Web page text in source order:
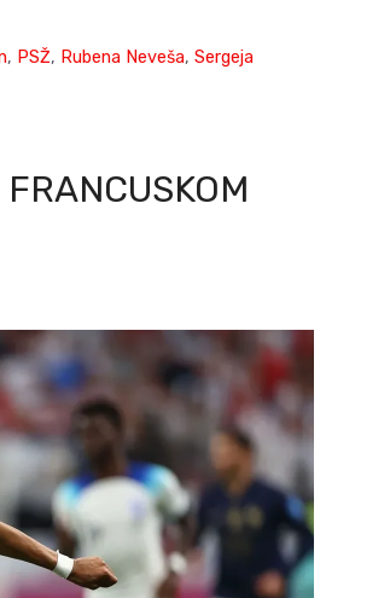
, PSŽ, Rubena Neveša,Sergeja